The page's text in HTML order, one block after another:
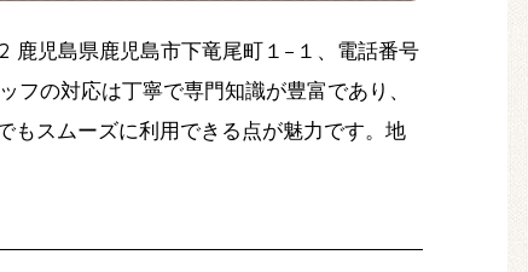
鹿児島県鹿児島市下竜尾町１−１、電話番号
の対応は丁寧で専門知識が豊富であり、
もスムーズに利用できる点が魅力です。地